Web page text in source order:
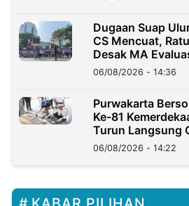
Dugaan Suap
CS Mencuat,
Desak MA
06/08/2026 - 14:36
Purwakarta
Ke-81
Turun Langsung
06/08/2026 - 14:22